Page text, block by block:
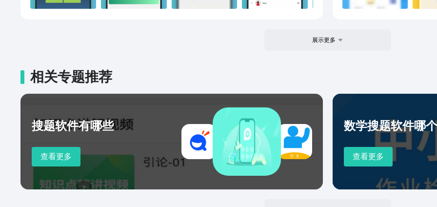
精选英文短句，提升英语能力！【免费】以上功能全部免
展示更多
相关专题推荐
搜题软件有哪些
查看更多
数学搜题软件哪
查看更多